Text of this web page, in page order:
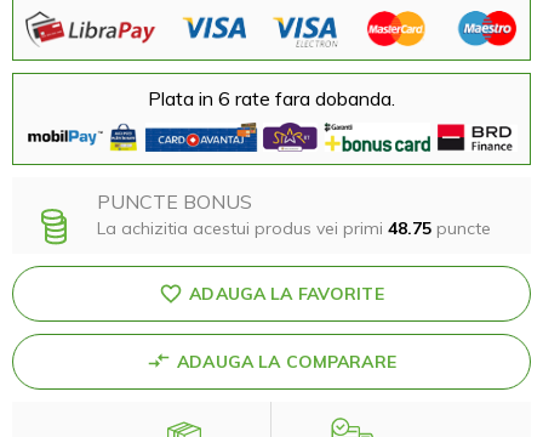
Plata in 6 rate fara dobanda.
PUNCTE BONUS
La achizitia acestui produs vei primi 48.75 puncte
ADAUGA LA FAVORITE
ADAUGA LA COMPARARE